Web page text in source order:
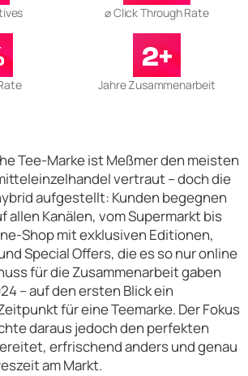
⌀ Click Through Rate
2+
Jahre Zusammenarbeit
Tee-Marke ist Meßmer den meisten
vertraut – doch die
aufgestellt: Kunden begegnen
allen Kanälen, vom Supermarkt bis
Shop mit exklusiven Editionen,
Special Offers, die es so nur online
für die Zusammenarbeit gaben
– auf den ersten Blick ein
für eine Teemarke. Der Fokus
daraus jedoch den perfekten
erfrischend anders und genau
am Markt.